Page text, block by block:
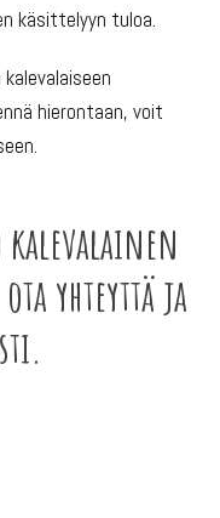
käsittelyyn tuloa.
hierontaan, voit
kalevalainen
yhteyttä ja